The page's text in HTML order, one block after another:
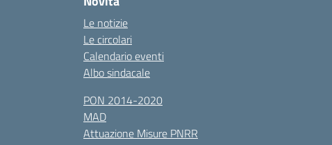
Le notizie
Le circolari
Calendario eventi
Albo sindacale
PON 2014-2020
MAD
Attuazione Misure PNRR